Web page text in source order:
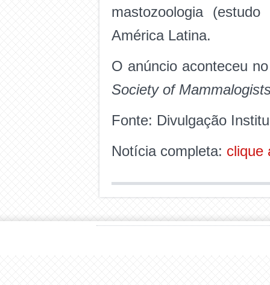
mastozoologia
América Latina.
O anúncio aconteceu
Society of
Fonte: Divulgação
Notícia completa: clique